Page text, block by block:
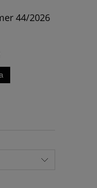
44/2026